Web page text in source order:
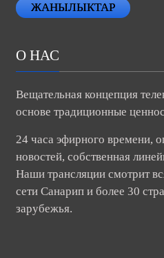
ЖАНЫЛЫКТАР
О НАС
Вещательная концепция
основе традиционные
24 часа эфирного времени,
новостей, собственная
Наши трансляции смотрит
сети Санарип и более 30
зарубежья.